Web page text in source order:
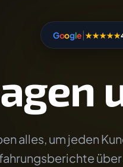
Google|★★★★★
alles, um jeden